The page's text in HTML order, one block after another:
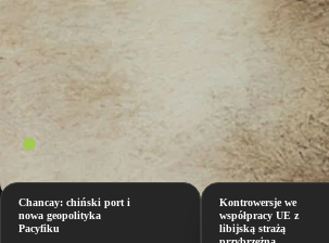
Chancay: chiński port i
nowa geopolityka
Pacyfiku
Kontrowersje we
współpracy UE z
libijską strażą